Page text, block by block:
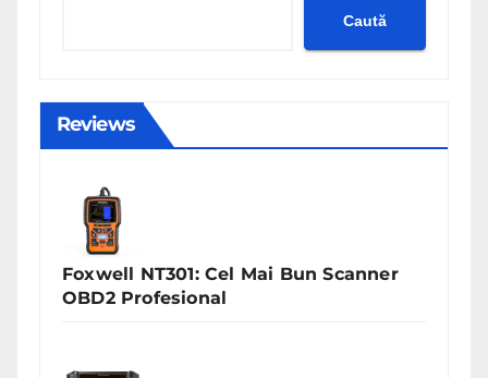
Caută
Reviews
Foxwell NT301: Cel Mai Bun Scanner
OBD2 Profesional